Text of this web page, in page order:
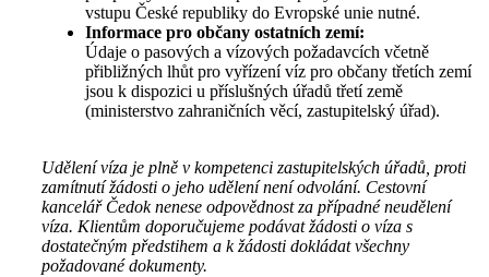
vstupu České republiky do Evropské unie nutné.
Informace pro občany ostatních zemí:
Údaje o pasových a vízových požadavcích včetně
přibližných lhůt pro vyřízení víz pro občany třetích zemí
jsou k dispozici u příslušných úřadů třetí země
(ministerstvo zahraničních věcí, zastupitelský úřad).
Udělení víza je plně v kompetenci zastupitelských úřadů, proti
zamítnutí žádosti o jeho udělení není odvolání. Cestovní
kancelář Čedok nenese odpovědnost za případné neudělení
víza. Klientům doporučujeme podávat žádosti o víza s
dostatečným předstihem a k žádosti dokládat všechny
požadované dokumenty.